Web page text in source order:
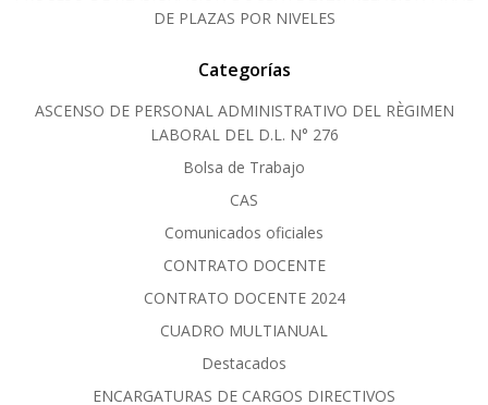
DE PLAZAS POR NIVELES
Categorías
ASCENSO DE PERSONAL ADMINISTRATIVO DEL RÈGIMEN
LABORAL DEL D.L. N° 276
Bolsa de Trabajo
CAS
Comunicados oficiales
CONTRATO DOCENTE
CONTRATO DOCENTE 2024
CUADRO MULTIANUAL
Destacados
ENCARGATURAS DE CARGOS DIRECTIVOS